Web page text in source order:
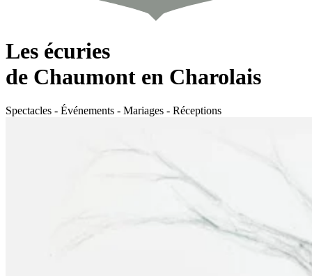
Les écuries
de Chaumont en Charolais
Spectacles - Événements - Mariages - Réceptions